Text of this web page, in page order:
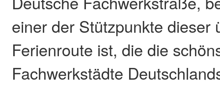
einer der Stützpunkte dieser
Ferienroute ist, die die
Fachwerkstädte